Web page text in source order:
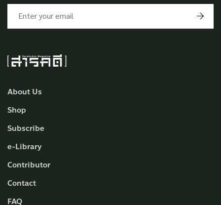
About Us
Shop
Subscribe
e-Library
Contributor
Contact
FAQ